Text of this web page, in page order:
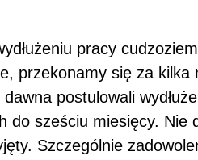
pracy
przekonamy się za
postulowali
do sześciu miesięcy. Nie
Szczególnie